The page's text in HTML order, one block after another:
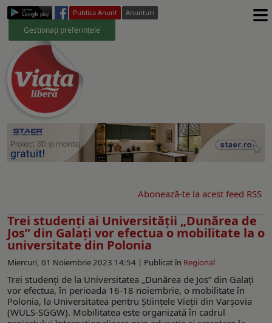
Publica Anunt Anunturi
Gestionați preferințele ≡
Abonează-te la acest feed RSS
Trei studenţi ai Universităţii „Dunărea de
Jos” din Galaţi vor efectua o mobilitate la o
universitate din Polonia
Miercuri, 01 Noiembrie 2023 14:54 | Publicat în Regional
Trei studenţi de la Universitatea „Dunărea de Jos” din Galaţi
vor efectua, în perioada 16-18 noiembrie, o mobilitate în
Polonia, la Universitatea pentru Știinţele Vieţii din Varșovia
(WULS-SGGW). Mobilitatea este organizată în cadrul